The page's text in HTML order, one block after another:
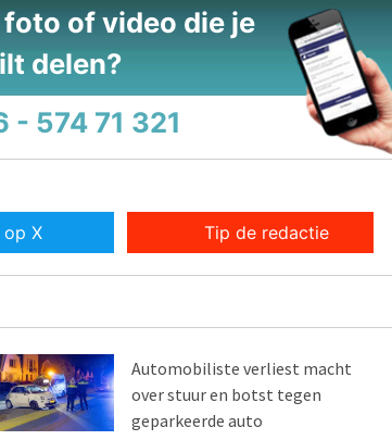
of video die je
delen?
- 574 71 321
op X Tip de redactie
Automobiliste verliest macht
over stuur en botst tegen
geparkeerde auto